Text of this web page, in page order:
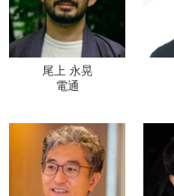
尾上 永晃
電通